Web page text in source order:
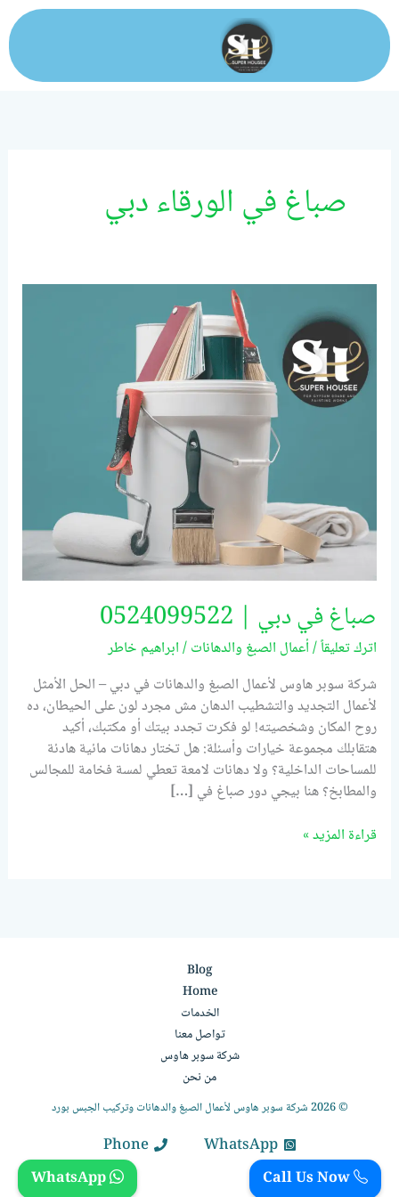
تخطي
إلى
المحتوى
صباغ في الورقاء دبي
صباغ في دبي | 0524099522
اترك تعليقاً/أعمال الصبغ والدهانات/ابراهيم خاطر
شركة سوبر هاوس لأعمال الصبغ والدهانات في دبي – الحل الأمثل
لأعمال التجديد والتشطيب الدهان مش مجرد لون على الحيطان، ده
روح المكان وشخصيته! لو فكرت تجدد بيتك أو مكتبك، أكيد
هتقابلك مجموعة خيارات وأسئلة: هل تختار دهانات مائية هادئة
للمساحات الداخلية؟ ولا دهانات لامعة تعطي لمسة فخامة للمجالس
والمطابخ؟ هنا بيجي دور صباغ في […]
دبي
0524099522
قراءة المزيد »
Blog
Home
الخدمات
تواصل معنا
شركة سوبر هاوس
من نحن
© 2026 شركة سوبر هاوس لأعمال الصبغ والدهانات وتركيب الجبس بورد
WhatsApp
Phone